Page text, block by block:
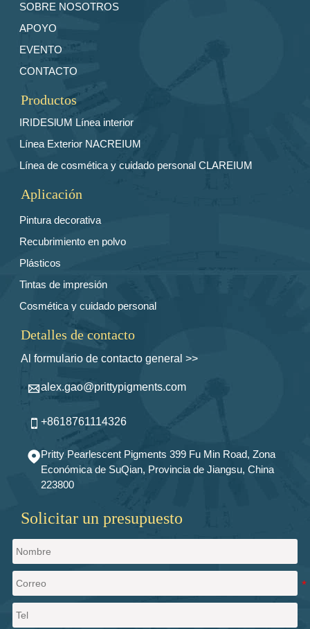
SOBRE NOSOTROS
APOYO
EVENTO
CONTACTO
Productos
IRIDESlUM Línea interior
Línea Exterior NACREIUM
Línea de cosmética y cuidado personal CLAREIUM
Aplicación
Pintura decorativa
Recubrimiento en polvo
Plásticos
Tintas de impresión
Cosmética y cuidado personal
Detalles de contacto
Al formulario de contacto general >>
alex.gao@prittypigments.com
+8618761114326
Pritty Pearlescent Pigments 399 Fu Min Road, Zona
Económica de SuQian, Provincia de Jiangsu, China
223800
Solicitar un presupuesto